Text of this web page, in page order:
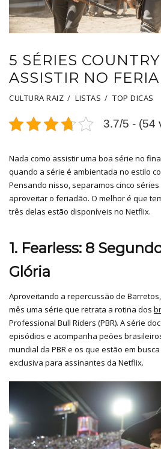
5 SÉRIES
ASSISTIR NO
CULTURA RAIZ LISTAS TOP DICAS
3.7/5 - (54
Nada como assistir uma boa série no
quando a série é ambientada no estilo
Pensando nisso, separamos cinco
aproveitar o feriadão. O melhor é que
três delas estão disponíveis no Netflix.
1. Fearless: 8
Glória
Aproveitando a repercussão de
mês uma série que retrata a rotina dos
Professional Bull Riders (PBR). A série
episódios e acompanha peões
mundial da PBR e os que estão em
exclusiva para assinantes da Netflix.